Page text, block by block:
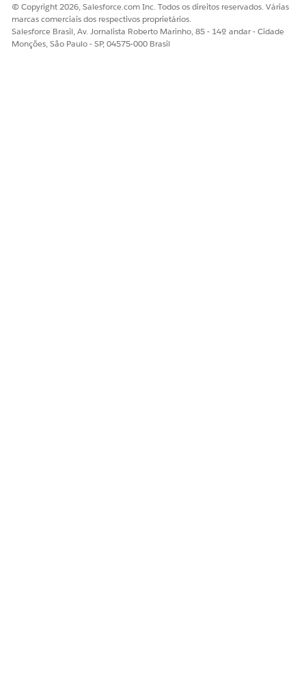
© Copyright 2026, Salesforce.com Inc. Todos os direitos reservados. Várias
marcas comerciais dos respectivos proprietários.
Salesforce Brasil, Av. Jornalista Roberto Marinho, 85 - 14º andar - Cidade
Monções, São Paulo - SP, 04575-000 Brasil